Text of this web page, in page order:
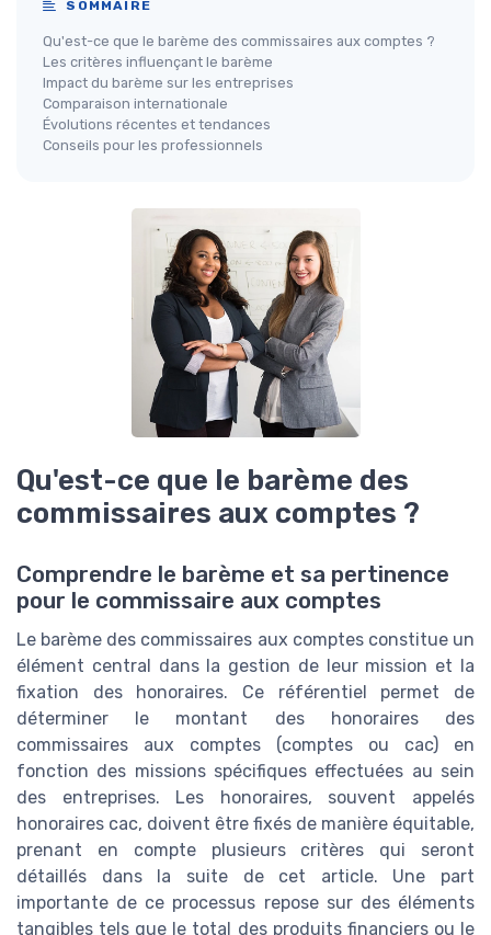
SOMMAIRE
Qu'est-ce que le barème des commissaires aux comptes ?
Les critères influençant le barème
Impact du barème sur les entreprises
Comparaison internationale
Évolutions récentes et tendances
Conseils pour les professionnels
Qu'est-ce que le barème des
commissaires aux comptes ?
Comprendre le barème et sa pertinence
pour le commissaire aux comptes
Le barème des commissaires aux comptes constitue un
élément central dans la gestion de leur mission et la
fixation des honoraires. Ce référentiel permet de
déterminer le montant des honoraires des
commissaires aux comptes (comptes ou cac) en
fonction des missions spécifiques effectuées au sein
des entreprises. Les honoraires, souvent appelés
honoraires cac, doivent être fixés de manière équitable,
prenant en compte plusieurs critères qui seront
détaillés dans la suite de cet article. Une part
importante de ce processus repose sur des éléments
tangibles tels que le total des produits financiers ou le